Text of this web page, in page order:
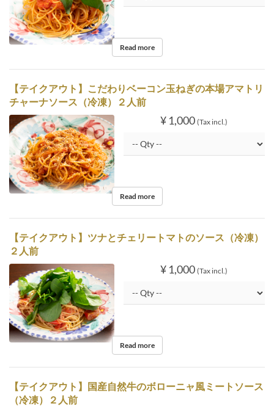
Read more
【テイクアウト】こだわりベーコン玉ねぎの本場アマトリ
チャーナソース（冷凍）２人前
¥ 1,000 (Tax incl.)
Read more
【テイクアウト】ツナとチェリートマトのソース（冷凍）
２人前
¥ 1,000 (Tax incl.)
Read more
【テイクアウト】国産自然牛のボローニャ風ミートソース
（冷凍）２人前